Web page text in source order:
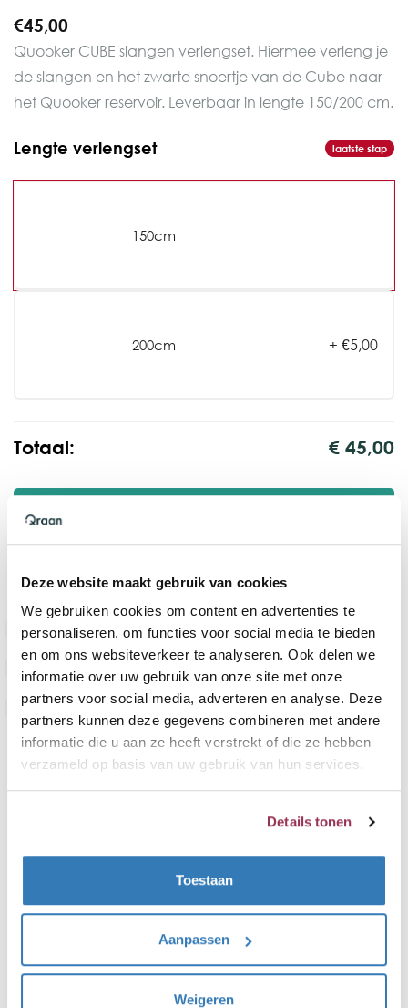
Deze website maakt gebruik van cookies
We gebruiken cookies om content en advertenties te
personaliseren, om functies voor social media te bieden
en om ons websiteverkeer te analyseren. Ook delen we
informatie over uw gebruik van onze site met onze
partners voor social media, adverteren en analyse. Deze
partners kunnen deze gegevens combineren met andere
informatie die u aan ze heeft verstrekt of die ze hebben
verzameld op basis van uw gebruik van hun services.
Details tonen
Toestaan
Aanpassen
Weigeren
€45,00
Quooker CUBE slangen verlengset. Hiermee verleng je
de slangen en het zwarte snoertje van de Cube naar
het Quooker reservoir. Leverbaar in lengte 150/200 cm.
Lengte verlengset laatste stap
150cm
200cm + €5,00
Totaal: € 45,00
Inclusief montage binnen 1 week
9,7 beoordeeld door 1.800+ klanten
Achteraf betalen
Algemeen
Montageservice